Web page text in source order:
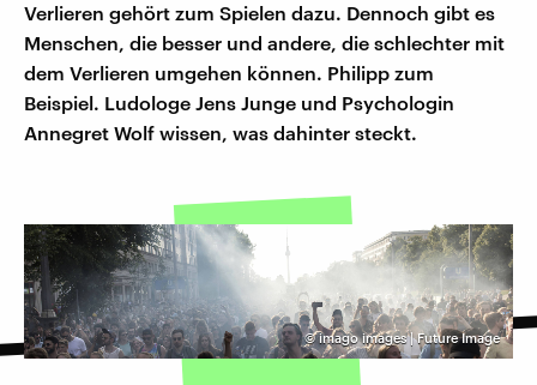
Verlieren gehört zum Spielen dazu. Dennoch gibt es
Menschen, die besser und andere, die schlechter mit
dem Verlieren umgehen können. Philipp zum
Beispiel. Ludologe Jens Junge und Psychologin
Annegret Wolf wissen, was dahinter steckt.
©imago images | Future Image